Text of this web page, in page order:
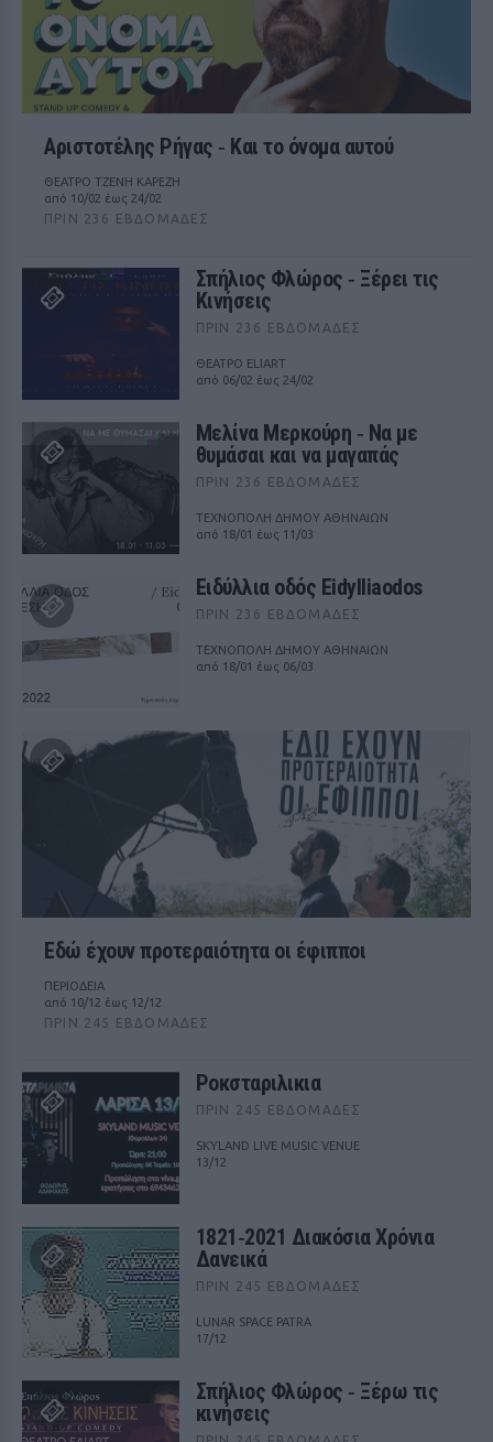
Αριστοτέλης Ρήγας ‑ Kαι το όνομα αυτού
ΘΕΑΤΡΟ ΤΖΕΝΗ ΚΑΡΕΖΗ
από 10/02 έως 24/02
ΠΡΙΝ 236 ΕΒΔΟΜΆΔΕΣ
Σπήλιος Φλώρος ‑ Ξέρει τις
Κινήσεις
ΠΡΙΝ 236 ΕΒΔΟΜΆΔΕΣ
ΘΕΑΤΡΟ ELIART
από 06/02 έως 24/02
Μελίνα Μερκούρη ‑ Να με
θυμάσαι και να μαγαπάς
ΠΡΙΝ 236 ΕΒΔΟΜΆΔΕΣ
ΤΕΧΝΟΠΟΛΗ ΔΗΜΟΥ ΑΘΗΝΑΙΩΝ
από 18/01 έως 11/03
Ειδύλλια οδός Eidylliaodos
ΠΡΙΝ 236 ΕΒΔΟΜΆΔΕΣ
ΤΕΧΝΟΠΟΛΗ ΔΗΜΟΥ ΑΘΗΝΑΙΩΝ
από 18/01 έως 06/03
Εδώ έχουν προτεραιότητα οι έφιπποι
ΠΕΡΙΟΔΕΙΑ
από 10/12 έως 12/12
ΠΡΙΝ 245 ΕΒΔΟΜΆΔΕΣ
Ροκσταριλικια
ΠΡΙΝ 245 ΕΒΔΟΜΆΔΕΣ
SKYLAND LIVE MUSIC VENUE
13/12
1821‑2021 Διακόσια Χρόνια
Δανεικά
ΠΡΙΝ 245 ΕΒΔΟΜΆΔΕΣ
LUNAR SPACE PATRA
17/12
Σπήλιος Φλώρος ‑ Ξέρω τις
κινήσεις